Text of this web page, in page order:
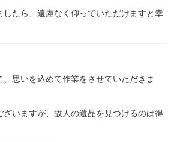
したら、遠慮なく仰っていただけますと幸
、思いを込めて作業をさせていただきま
ざいますが、故人の遺品を見つけるのは得